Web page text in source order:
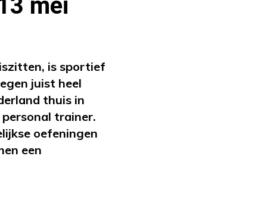
is sportief
juist heel
thuis in
trainer.
oefeningen
een